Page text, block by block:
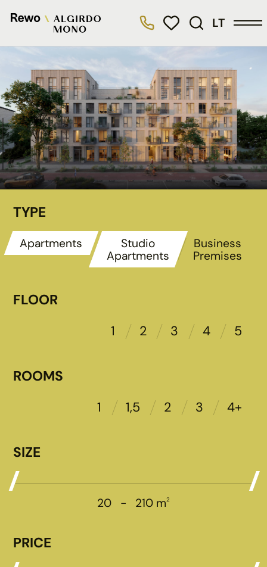
LT
TYPE
Business
Premises
Studio
Apartments
Apartments
FLOOR
5
4
3
2
1
ROOMS
4+
3
2
1,5
1
SIZE
20 - 210m2
PRICE